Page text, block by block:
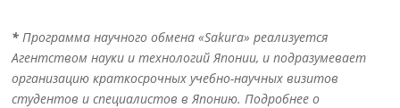
* Программа научного обмена «Sakura» реализуется
Агентством науки и технологий Японии, и подразумевает
организацию краткосрочных учебно-научных визитов
студентов и специалистов в Японию. Подробнее о